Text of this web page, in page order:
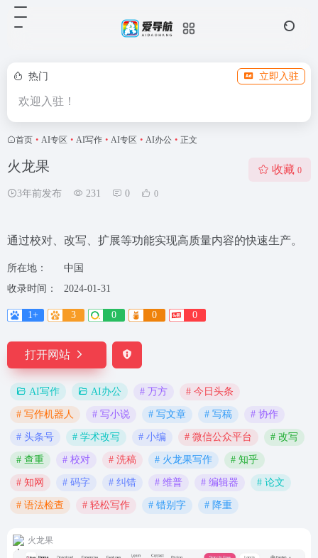
热门 立即入驻
欢迎入驻！
首页 • AI专区 • AI写作 • AI专区 • AI办公 • 正文
火龙果
3年前发布 231 0 0
收藏 0
通过校对、改写、扩展等功能实现高质量内容的快速生产。
所在地：
中国
收录时间：
2024-01-31
1+ 3 0 0 0
打开网站
AI写作 AI办公 # 万方 # 今日头条
# 写作机器人 # 写小说 # 写文章 # 写稿 # 协作
# 头条号 # 学术改写 # 小编 # 微信公众平台 # 改写
# 查重 # 校对 # 洗稿 # 火龙果写作 # 知乎
# 知网 # 码字 # 纠错 # 维普 # 编辑器 # 论文
# 语法检查 # 轻松写作 # 错别字 # 降重
火龙果